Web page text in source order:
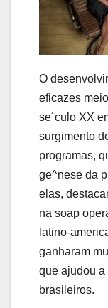
O
eficazes
se´culo XX
surgimento
programas,
ge^nese da
elas,
na soap
latino-
ganharam
que ajudou a
brasileiros.